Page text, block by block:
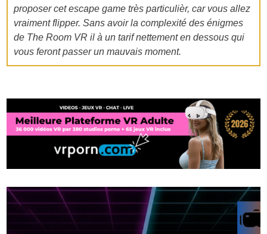
proposer cet escape game très particulièr, car vous allez
vraiment flipper. Sans avoir la complexité des énigmes
de The Room VR il à un tarif nettement en dessous qui
vous feront passer un mauvais moment.